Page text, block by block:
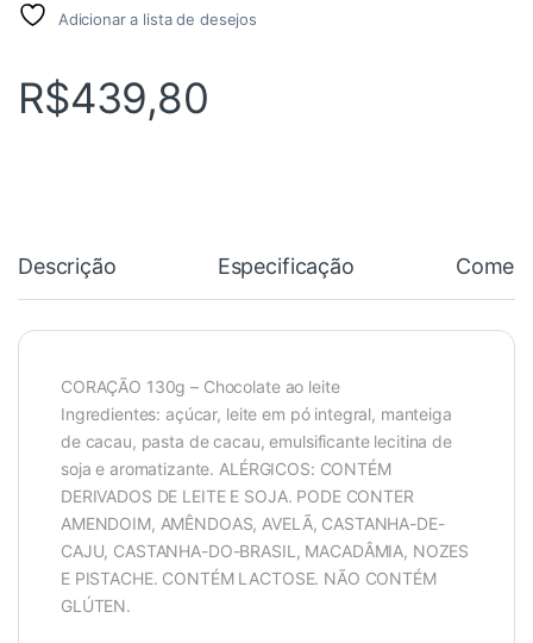
Adicionar a lista de desejos
R$439,80
Descrição Especificação
CORAÇÃO 130g – Chocolate ao leite
Ingredientes: açúcar, leite em pó integral, manteiga
de cacau, pasta de cacau, emulsificante lecitina de
soja e aromatizante. ALÉRGICOS: CONTÉM
DERIVADOS DE LEITE E SOJA. PODE CONTER
AMENDOIM, AMÊNDOAS, AVELÃ, CASTANHA-DE-
CAJU, CASTANHA-DO-BRASIL, MACADÂMIA, NOZES
E PISTACHE. CONTÉM LACTOSE. NÃO CONTÉM
GLÚTEN.